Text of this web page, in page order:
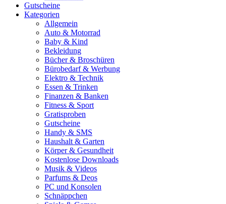
Gutscheine
Kategorien
Allgemein
Auto & Motorrad
Baby & Kind
Bekleidung
Bücher & Broschüren
Bürobedarf & Werbung
Elektro & Technik
Essen & Trinken
Finanzen & Banken
Fitness & Sport
Gratisproben
Gutscheine
Handy & SMS
Haushalt & Garten
Körper & Gesundheit
Kostenlose Downloads
Musik & Videos
Parfums & Deos
PC und Konsolen
Schnäppchen